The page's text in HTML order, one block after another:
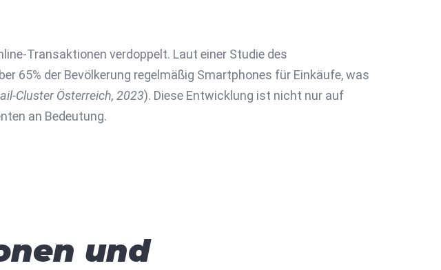
Transaktionen verdoppelt. Laut einer Studie des
65% der Bevölkerung regelmäßig Smartphones für Einkäufe, was
Cluster Österreich, 2023). Diese Entwicklung ist nicht nur auf
an Bedeutung.
und